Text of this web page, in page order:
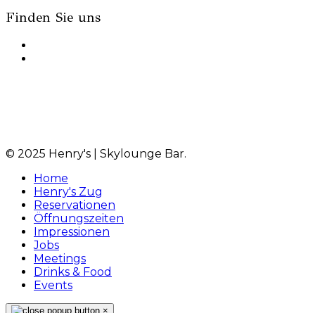
Finden Sie uns
© 2025 Henry's | Skylounge Bar.
Home
Henry's Zug
Reservationen
Öffnungszeiten
Impressionen
Jobs
Meetings
Drinks & Food
Events
×